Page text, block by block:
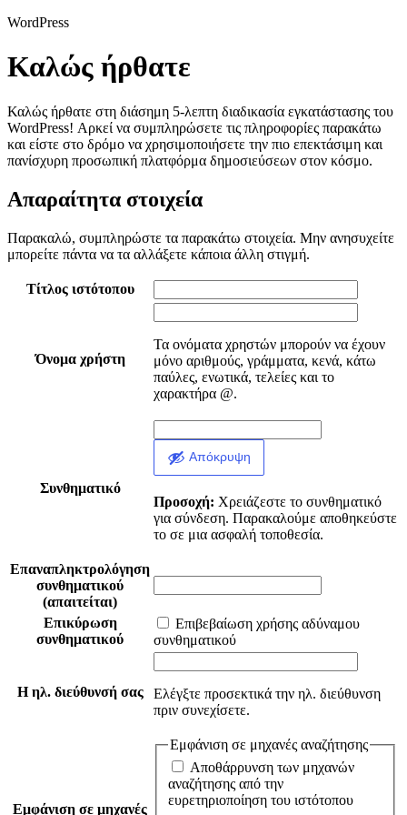
WordPress
Καλώς ήρθατε
Καλώς ήρθατε στη διάσημη 5-λεπτη διαδικασία εγκατάστασης του
WordPress! Αρκεί να συμπληρώσετε τις πληροφορίες παρακάτω
και είστε στο δρόμο να χρησιμοποιήσετε την πιο επεκτάσιμη και
πανίσχυρη προσωπική πλατφόρμα δημοσιεύσεων στον κόσμο.
Απαραίτητα στοιχεία
Παρακαλώ, συμπληρώστε τα παρακάτω στοιχεία. Μην ανησυχείτε
μπορείτε πάντα να τα αλλάξετε κάποια άλλη στιγμή.
Τίτλος ιστότοπου
Όνομα χρήστη
Τα ονόματα χρηστών μπορούν να έχουν
μόνο αριθμούς, γράμματα, κενά, κάτω
παύλες, ενωτικά, τελείες και το
χαρακτήρα @.
Συνθηματικό
Απόκρυψη
Προσοχή: Χρειάζεστε το συνθηματικό
για σύνδεση. Παρακαλούμε αποθηκεύστε
το σε μια ασφαλή τοποθεσία.
Επαναπληκτρολόγηση
συνθηματικού
(απαιτείται)
Επικύρωση
συνθηματικού
Επιβεβαίωση χρήσης αδύναμου
συνθηματικού
Η ηλ. διεύθυνσή σας
Ελέγξτε προσεκτικά την ηλ. διεύθυνση
πριν συνεχίσετε.
Εμφάνιση σε μηχανές
Εμφάνιση σε μηχανές αναζήτησης
αναζήτησης από την
ευρετηριοποίηση του ιστότοπου